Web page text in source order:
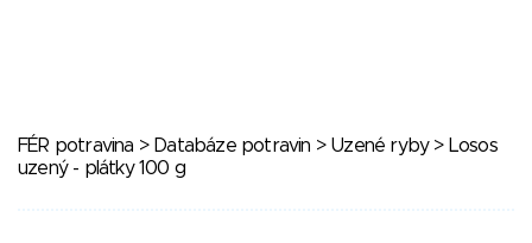
FÉR potravina > Databáze potravin > Uzené ryby> Losos
uzený - plátky 100 g